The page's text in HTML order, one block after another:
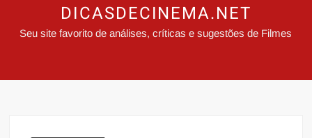
DICASDECINEMA.NET
Seu site favorito de análises, críticas e sugestões de Filmes